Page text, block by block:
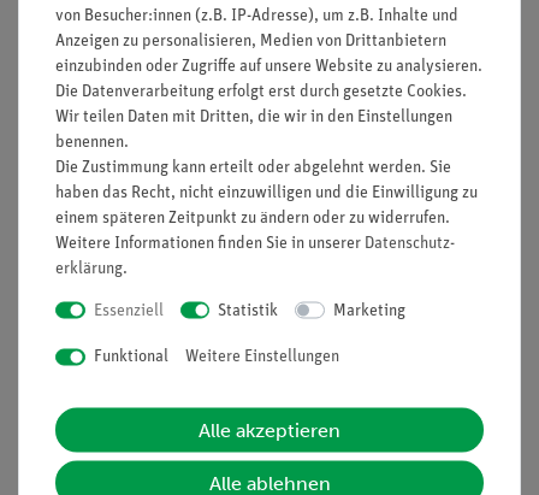
durch.
Vorteile
Versuch ist Teil einer Komplettlösung mit insgesamt 26
Windenergie, Wasserkraft
Sicheres Experimentieren: Der Lüfter im Gebläse ist vor
Berührung geschützt
Das verwendete Netzgerät ist vielfältig einsetzbar und
besonders geeignet für Schülerversuche für alle
Altersstufen ("RiSU 2016 - Konform")
Aufgaben
Windrad erzeugt?
von Besucher:innen (z.B. IP-Adresse), um z.B. Inhalte und
Anzeigen zu personalisieren, Medien von Drittanbietern
einzubinden oder Zugriffe auf unsere Website zu analysieren.
Die Datenverarbeitung erfolgt erst durch gesetzte Cookies.
Wir teilen Daten mit Dritten, die wir in den Einstellungen
benennen.
Die Zustimmung kann erteilt oder abgelehnt werden. Sie
haben das Recht, nicht einzuwilligen und die Einwilligung zu
einem späteren Zeitpunkt zu ändern oder zu widerrufen.
Weitere Informationen finden Sie in unserer Daten­schutz­
erklärung.
Essenziell Statistik Marketing
Funktional Weitere Einstellungen
Alle akzeptieren
Alle ablehnen